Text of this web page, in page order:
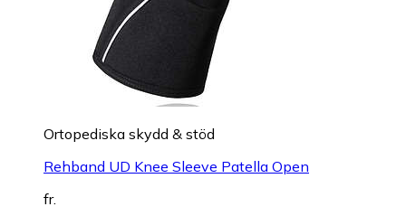
Ortopediska skydd & stöd
Rehband UD Knee Sleeve Patella Open
fr.